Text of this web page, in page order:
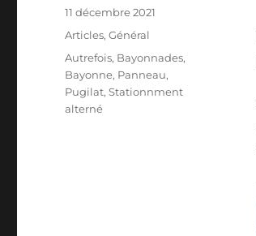
Publié
11 décembre 2021
Catégories
Articles,Général
Étiquettes
Autrefois, Bayonnades,
Bayonne, Panneau,
Pugilat,Stationnment
alterné